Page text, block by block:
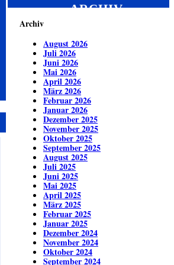
ARCHIV
Archiv
August 2026
Juli 2026
Juni 2026
Mai 2026
April 2026
März 2026
Februar 2026
Januar 2026
Dezember 2025
November 2025
Oktober 2025
September 2025
August 2025
Juli 2025
Juni 2025
Mai 2025
April 2025
März 2025
Februar 2025
Januar 2025
Dezember 2024
November 2024
Oktober 2024
September 2024